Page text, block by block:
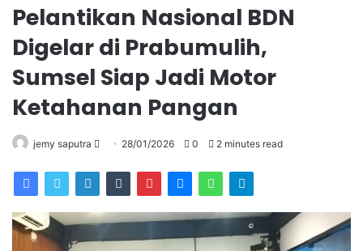
Pelantikan Nasional BDN
Digelar di Prabumulih,
Sumsel Siap Jadi Motor
Ketahanan Pangan
jemy saputra
Send
email
28/01/2026 0 2 minutes read